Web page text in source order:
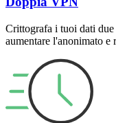
Crittografa i tuoi dati
aumentare l'anonimato